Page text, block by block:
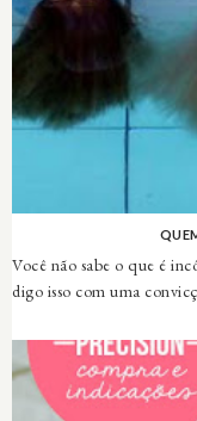
Você não sabe o que é
digo isso com uma